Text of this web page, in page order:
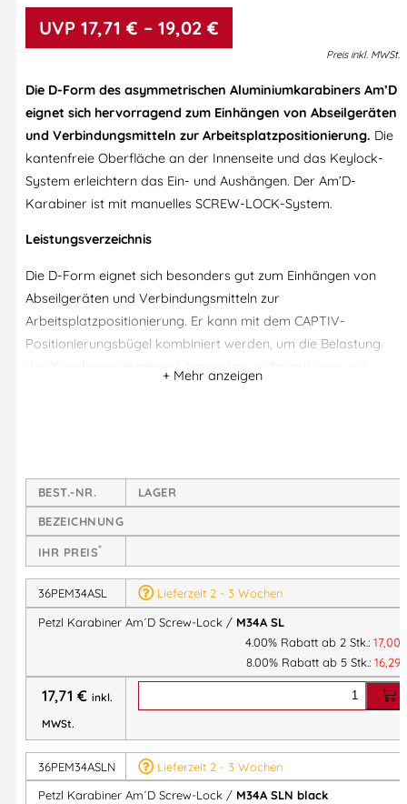
17,71 € – 19,02 €
Preis inkl. MWSt.
Die D-Form des asymmetrischen Aluminiumkarabiners Am’D
eignet sich hervorragend zum Einhängen von Abseilgeräten
und Verbindungsmitteln zur Arbeitsplatzpositionierung. Die
kantenfreie Oberfläche an der Innenseite und das Keylock-
System erleichtern das Ein- und Aushängen. Der Am’D-
Karabiner ist mit manuelles SCREW-LOCK-System.
Leistungsverzeichnis
Die D-Form eignet sich besonders gut zum Einhängen von
Abseilgeräten und Verbindungsmitteln zur
Arbeitsplatzpositionierung. Er kann mit dem CAPTIV-
Positionierungsbügel kombiniert werden, um die Belastung
des Karabiners in seiner Längsachse zu favorisieren, ein
Die kantenfreie Oberfläche an der Innenseite erleichtert
das Drehen des Karabiners.
Das Keylock-System verhindert, dass sich der
Karabiner verhakt.
H-Profil:
Gewährleistet ein optimales Verhältnis
Schützt die Markierung vor Abrieb.
Verriegelungssystemen:
– SCREW-LOCK: manueller Schraubverschluss mit
rotem Indikator, der sichtbar ist, solange der Karabiner
nicht verriegelt ist.
BEST.-NR.
LAGER
BEZEICHNUNG
IHR PREIS*
36PEM34ASL
Lieferzeit 2 - 3 Wochen
Petzl Karabiner Am´D Screw-Lock / M34A SL
4.00% Rabatt ab 2 Stk.: 17,00
8.00% Rabatt ab 5 Stk.: 16,29
17,71 € inkl.
MWSt.
36PEM34ASLN
Lieferzeit 2 - 3 Wochen
Petzl Karabiner Am´D Screw-Lock / M34A SLN black